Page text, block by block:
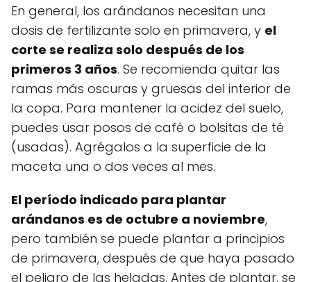
En general, los arándanos necesitan una
dosis de fertilizante solo en primavera, y el
corte se realiza solo después de los
primeros 3 años. Se recomienda quitar las
ramas más oscuras y gruesas del interior de
la copa. Para mantener la acidez del suelo,
puedes usar posos de café o bolsitas de té
(usadas). Agrégalos a la superficie de la
maceta una o dos veces al mes.
El período indicado para plantar
arándanos es de octubre a noviembre,
pero también se puede plantar a principios
de primavera, después de que haya pasado
el peligro de las heladas. Antes de plantar, se